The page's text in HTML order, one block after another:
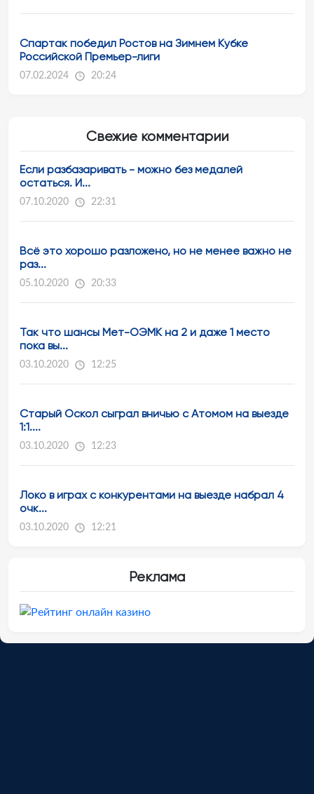
Спартак победил Ростов на Зимнем Кубке
Российской Премьер-лиги
07.02.2024 20:24
Свежие комментарии
Если разбазаривать - можно без медалей
остаться. И...
07.10.2020 22:31
Всё это хорошо разложено, но не менее важно не
раз...
05.10.2020 20:33
Так что шансы Мет-ОЭМК на 2 и даже 1 место
пока вы...
03.10.2020 12:25
Старый Оскол сыграл вничью с Атомом на выезде
1:1....
03.10.2020 12:23
Локо в играх с конкурентами на выезде набрал 4
очк...
03.10.2020 12:21
Реклама